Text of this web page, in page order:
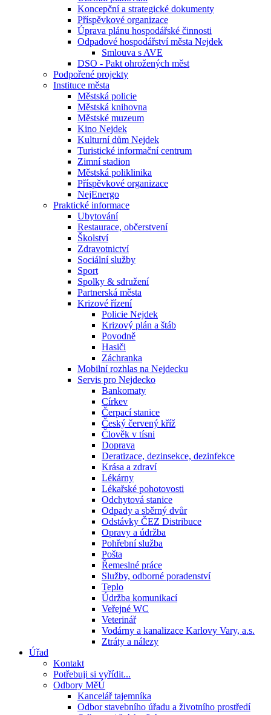
Koncepční a strategické dokumenty
Příspěvkové organizace
Úprava plánu hospodářské činnosti
Odpadové hospodářství města Nejdek
Smlouva s AVE
DSO - Pakt ohrožených měst
Podpořené projekty
Instituce města
Městská policie
Městská knihovna
Městské muzeum
Kino Nejdek
Kulturní dům Nejdek
Turistické informační centrum
Zimní stadion
Městská poliklinika
Příspěvkové organizace
NejEnergo
Praktické informace
Ubytování
Restaurace, občerstvení
Školství
Zdravotnictví
Sociální služby
Sport
Spolky & sdružení
Partnerská města
Krizové řízení
Policie Nejdek
Krizový plán a štáb
Povodně
Hasiči
Záchranka
Mobilní rozhlas na Nejdecku
Servis pro Nejdecko
Bankomaty
Církev
Čerpací stanice
Český červený kříž
Člověk v tísni
Doprava
Deratizace, dezinsekce, dezinfekce
Krása a zdraví
Lékárny
Lékařské pohotovosti
Odchytová stanice
Odpady a sběrný dvůr
Odstávky ČEZ Distribuce
Opravy a údržba
Pohřební služba
Pošta
Řemeslné práce
Služby, odborné poradenství
Teplo
Údržba komunikací
Veřejné WC
Veterinář
Vodárny a kanalizace Karlovy Vary, a.s.
Ztráty a nálezy
Úřad
Kontakt
Potřebuji si vyřídit...
Odbory MěÚ
Kancelář tajemníka
Odbor stavebního úřadu a životního prostředí